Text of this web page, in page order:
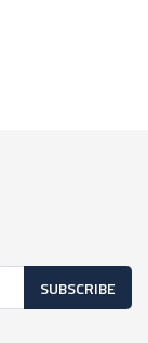
SUBSCRIBE